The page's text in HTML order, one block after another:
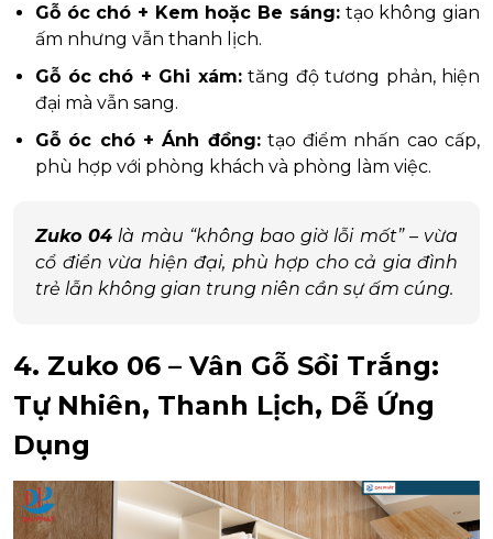
Gỗ óc chó + Kem hoặc Be sáng:tạo không gian
ấm nhưng vẫn thanh lịch.
Gỗ óc chó + Ghi xám:tăng độ tương phản, hiện
đại mà vẫn sang.
Gỗ óc chó + Ánh đồng:tạo điểm nhấn cao cấp,
phù hợp với phòng khách và phòng làm việc.
Zuko 04 là màu “không bao giờ lỗi mốt” – vừa
cổ điển vừa hiện đại, phù hợp cho cả gia đình
trẻ lẫn không gian trung niên cần sự ấm cúng.
4. Zuko 06 – Vân Gỗ Sồi Trắng:
Tự Nhiên, Thanh Lịch, Dễ Ứng
Dụng